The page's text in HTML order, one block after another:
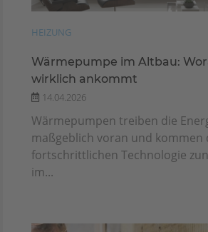
HEIZUNG
Wärmepumpe im Altbau:
wirklich ankommt
14.04.2026
Wärmepumpen treiben die
maßgeblich voran und kommen
fortschrittlichen Technologie
im...